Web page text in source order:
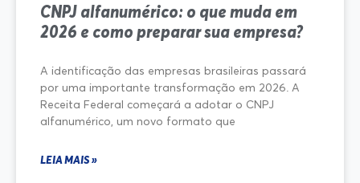
CNPJ alfanumérico: o que muda em
2026 e como preparar sua empresa?
A identificação das empresas brasileiras passará
por uma importante transformação em 2026. A
Receita Federal começará a adotar o CNPJ
alfanumérico, um novo formato que
LEIA MAIS »